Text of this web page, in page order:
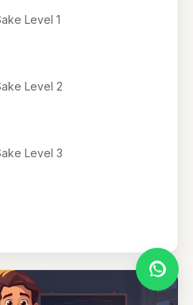
Level 1
Level 2
Level 3